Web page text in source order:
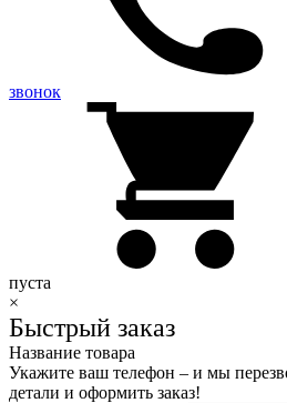
звонок
пуста
×
Быстрый заказ
Название товара
Укажите ваш телефон – и мы
детали и оформить заказ!